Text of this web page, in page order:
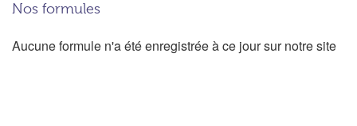
Nos formules
Aucune formule n'a été enregistrée à ce jour sur notre site